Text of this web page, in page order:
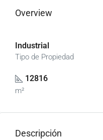
Overview
Industrial
Tipo de Propiedad
12816
m²
Descripción